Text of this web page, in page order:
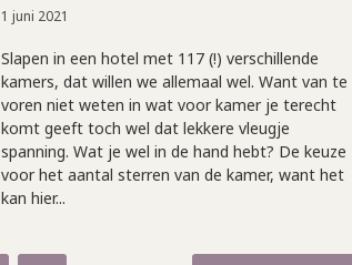
1 juni 2021
Slapen in een hotel met 117 (!) verschillende
kamers, dat willen we allemaal wel. Want van te
voren niet weten in wat voor kamer je terecht
komt geeft toch wel dat lekkere vleugje
spanning. Wat je wel in de hand hebt? De keuze
voor het aantal sterren van de kamer, want het
kan hier...